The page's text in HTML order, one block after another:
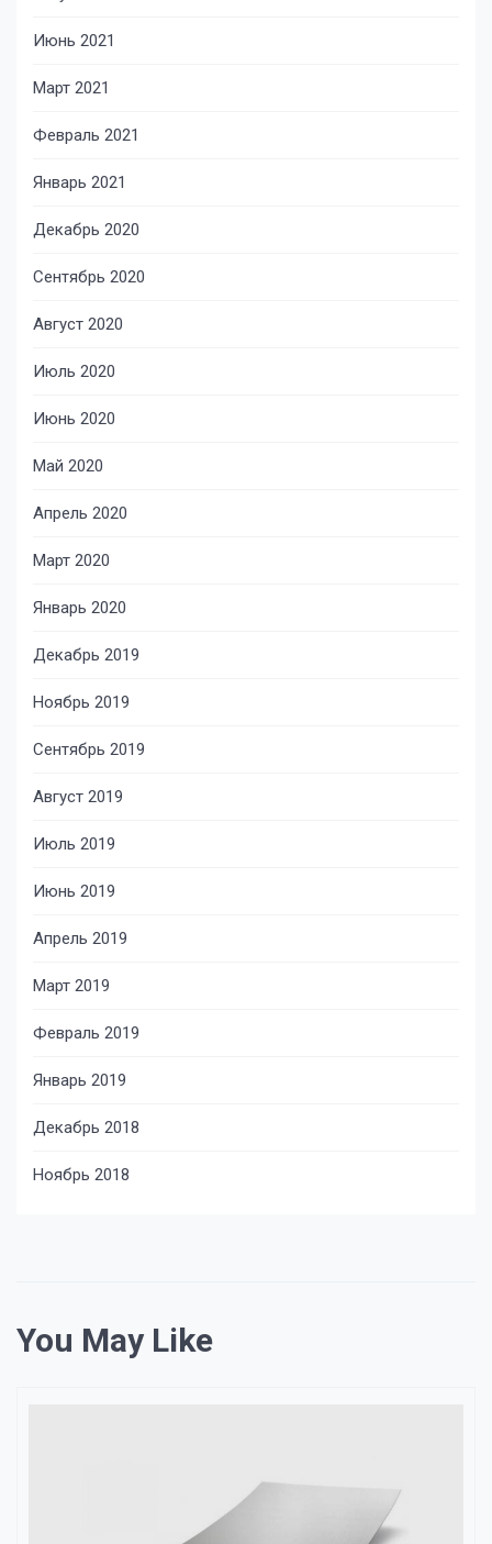
Июнь 2021
Март 2021
Февраль 2021
Январь 2021
Декабрь 2020
Сентябрь 2020
Август 2020
Июль 2020
Июнь 2020
Май 2020
Апрель 2020
Март 2020
Январь 2020
Декабрь 2019
Ноябрь 2019
Сентябрь 2019
Август 2019
Июль 2019
Июнь 2019
Апрель 2019
Март 2019
Февраль 2019
Январь 2019
Декабрь 2018
Ноябрь 2018
You May Like